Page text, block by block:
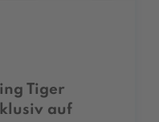
Tiger
auf